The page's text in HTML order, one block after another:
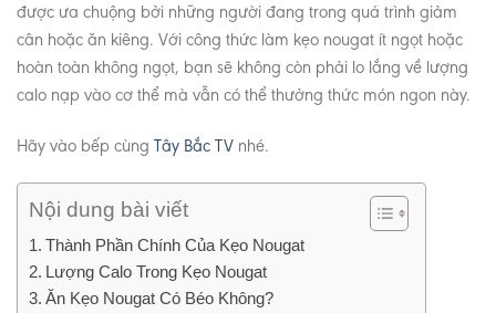
được ưa chuộng bởi những người đang trong quá trình giảm
cân hoặc ăn kiêng. Với công thức làm kẹo nougat ít ngọt hoặc
hoàn toàn không ngọt, bạn sẽ không còn phải lo lắng về lượng
calo nạp vào cơ thể mà vẫn có thể thưởng thức món ngon này.
Hãy vào bếp cùng Tây Bắc TV nhé.
Nội dung bài viết
Thành Phần Chính Của Kẹo Nougat
Lượng Calo Trong Kẹo Nougat
Ăn Kẹo Nougat Có Béo Không?